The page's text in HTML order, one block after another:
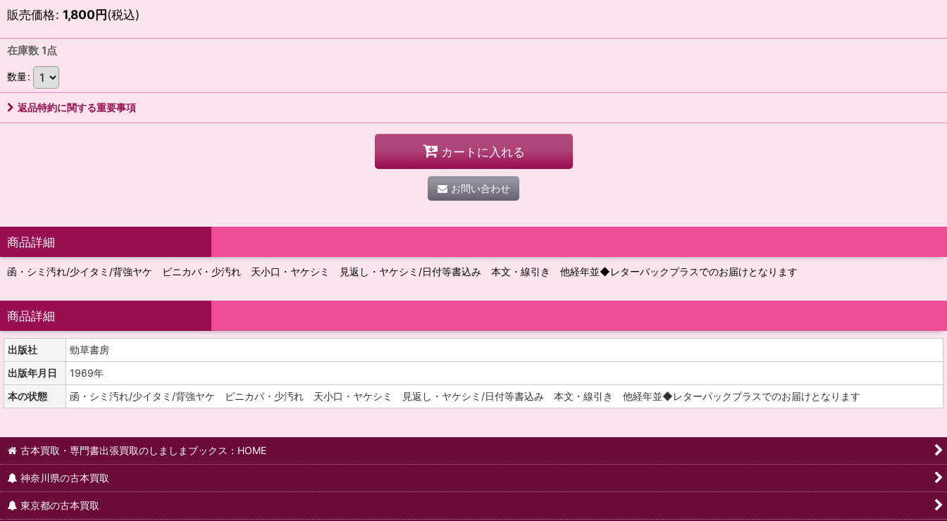
販売価格: 1,800円(税込)
在庫数 1点
数量:
返品特約に関する重要事項
カートに入れる
お問い合わせ
商品詳細
函・シミ汚れ/少イタミ/背強ヤケ ビニカバ・少汚れ 天小口・ヤケシミ 見返し・ヤケシミ/日付等書込み 本文・線引き 他経年並◆レターパックプラスでのお届けとなります
商品詳細
出版社
勁草書房
出版年月日
1969年
本の状態
函・シミ汚れ/少イタミ/背強ヤケ ビニカバ・少汚れ 天小口・ヤケシミ 見返し・ヤケシミ/日付等書込み 本文・線引き 他経年並◆レターパックプラスでのお届けとなります
古本買取・専門書出張買取のしましまブックス：HOME
神奈川県の古本買取
東京都の古本買取